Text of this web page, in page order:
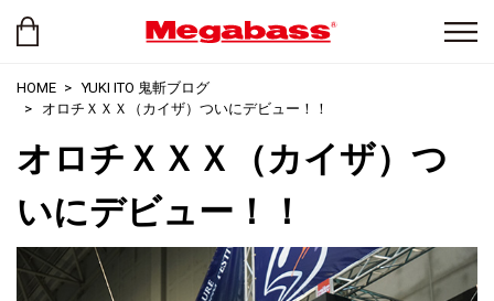
HOME
YUKI ITO 鬼斬ブログ
オロチＸＸＸ（カイザ）ついにデビュー！！
オロチＸＸＸ（カイザ）つ
いにデビュー！！